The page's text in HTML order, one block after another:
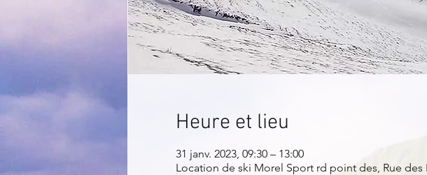
Heure et lieu
31 janv. 2023, 09:30 – 13:00
Location de ski Morel Sport rd point des, Rue des